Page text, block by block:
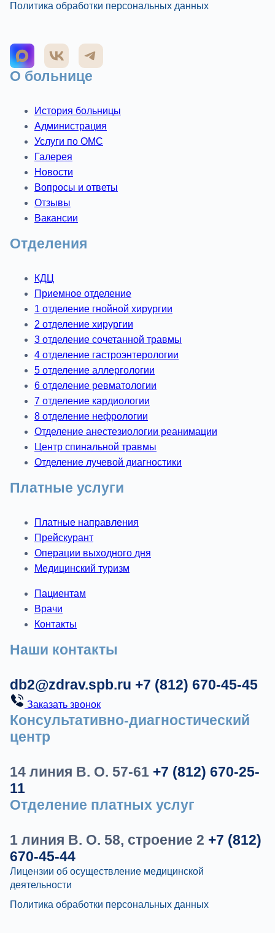
Политика обработки персональных данных
О больнице
История больницы
Администрация
Услуги по ОМС
Галерея
Новости
Вопросы и ответы
Отзывы
Вакансии
Отделения
КДЦ
Приемное отделение
1 отделение гнойной хирургии
2 отделение хирургии
3 отделение сочетанной травмы
4 отделение гастроэнтерологии
5 отделение аллергологии
6 отделение ревматологии
7 отделение кардиологии
8 отделение нефрологии
Отделение анестезиологии реанимации
Центр спинальной травмы
Отделение лучевой диагностики
Платные услуги
Платные направления
Прейскурант
Операции выходного дня
Медицинский туризм
Пациентам
Врачи
Контакты
Наши контакты
db2@zdrav.spb.ru +7 (812) 670-45-45
Заказать звонок
Консультативно-диагностический
центр
14 линия В. О. 57-61 +7 (812) 670-25-
11
Отделение платных услуг
1 линия В. О. 58, строение 2 +7 (812)
670-45-44
Лицензии об осуществление медицинской
деятельности
Политика обработки персональных данных